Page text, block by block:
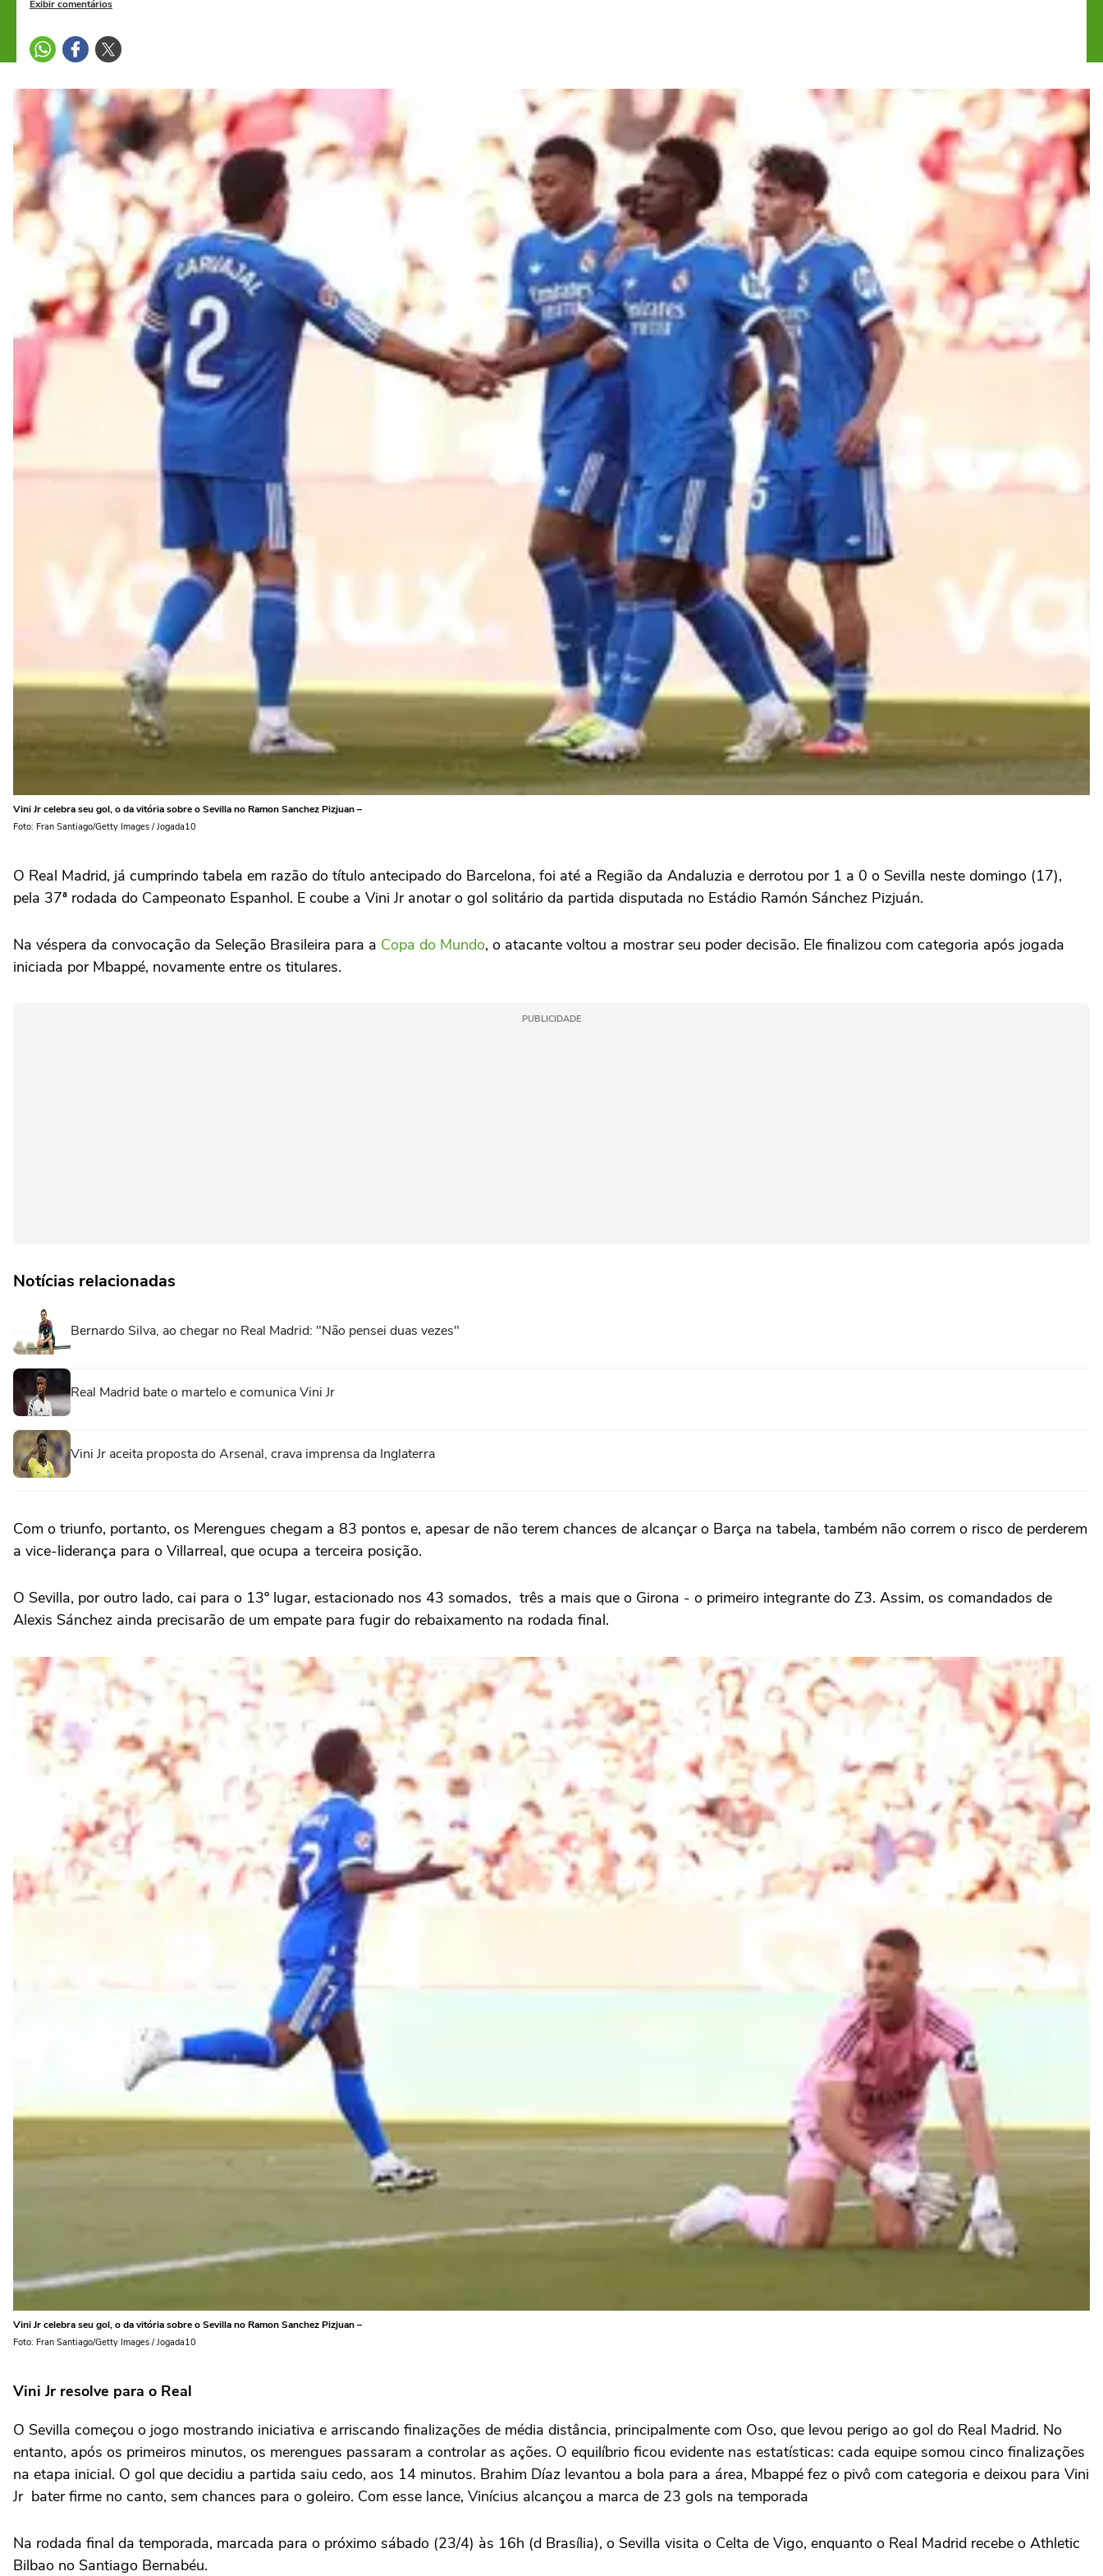
Exibir comentários
Vini Jr celebra seu gol, o da vitória sobre o Sevilla no Ramon Sanchez Pizjuan –
Foto: Fran Santiago/Getty Images / Jogada10
O Real Madrid, já cumprindo tabela em razão do título antecipado do Barcelona, foi até a Região da Andaluzia e derrotou por 1 a 0 o Sevilla neste domingo (17),
pela 37ª rodada do Campeonato Espanhol. E coube a Vini Jr anotar o gol solitário da partida disputada no Estádio Ramón Sánchez Pizjuán.
Na véspera da convocação da Seleção Brasileira para a Copa do Mundo, o atacante voltou a mostrar seu poder decisão. Ele finalizou com categoria após jogada
iniciada porMbappé, novamente entre os titulares.
PUBLICIDADE
Notícias relacionadas
Bernardo Silva, ao chegar no Real Madrid: "Não pensei duas vezes"
Real Madrid bate o martelo e comunica Vini Jr
Vini Jr aceita proposta do Arsenal, crava imprensa da Inglaterra
Com o triunfo, portanto, os Merengues chegam a 83 pontos e, apesar de não terem chances de alcançar o Barça na tabela, também não correm o risco de perderem
a vice-liderança para o Villarreal, que ocupa a terceira posição.
O Sevilla, por outro lado, cai para o 13º lugar, estacionado nos 43 somados, três a mais que o Girona - o primeiro integrante do Z3. Assim, os comandados de
Alexis Sánchez ainda precisarão de um empate para fugir do rebaixamento na rodada final.
Vini Jr celebra seu gol, o da vitória sobre o Sevilla no Ramon Sanchez Pizjuan –
Foto: Fran Santiago/Getty Images / Jogada10
Vini Jr resolve para o Real
O Sevilla começou o jogo mostrando iniciativa e arriscando finalizações de média distância, principalmente com Oso, que levou perigo ao gol do Real Madrid. No
entanto, após os primeiros minutos, os merengues passaram a controlar as ações. O equilíbrio ficou evidente nas estatísticas: cada equipe somou cinco finalizações
na etapa inicial. O gol que decidiu a partida saiu cedo, aos 14 minutos. Brahim Díaz levantou a bola para a área, Mbappé fez o pivô com categoria e deixou para Vini
Jr bater firme no canto, sem chances para o goleiro. Com esse lance, Vinícius alcançou a marca de 23 gols na temporada
Na rodada final da temporada, marcada para o próximo sábado (23/4) às 16h (d Brasília), o Sevilla visita o Celta de Vigo, enquanto o Real Madrid recebe o Athletic
Bilbao no Santiago Bernabéu.